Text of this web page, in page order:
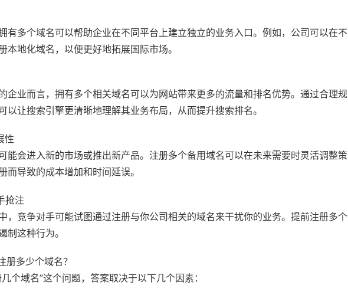
有多个域名可以帮助企业在不同平台上建立独立的业务入口。例如，公司可以在不
本地化域名，以便更好地拓展国际市场。
企业而言，拥有多个相关域名可以为网站带来更多的流量和排名优势。通过合理规
以让搜索引擎更清晰地理解其业务布局，从而提升搜索排名。
性
能会进入新的市场或推出新产品。注册多个备用域名可以在未来需要时灵活调整策
而导致的成本增加和时间延误。
抢注
，竞争对手可能试图通过注册与你公司相关的域名来干扰你的业务。提前注册多个
制这种行为。
册多少个域名？
个域名”这个问题，答案取决于以下几个因素：